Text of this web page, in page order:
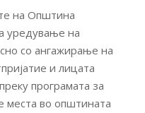
на Општина
уредување на
со ангажирање на
и лицата
програмата за
места во општината